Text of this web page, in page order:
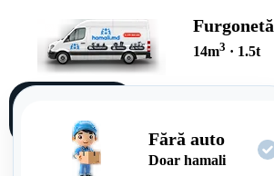
Furgonetă
14m3 · 1.5t
Fără auto
Doar hamali
singur